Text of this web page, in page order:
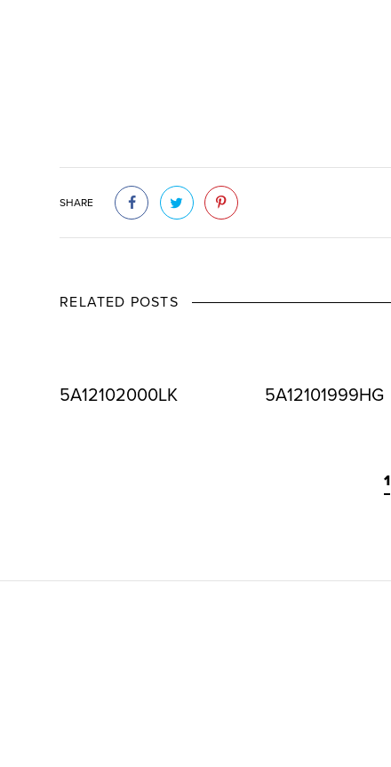
SHARE
RELATED POSTS
5A12102000LK 5A12101999HG
1